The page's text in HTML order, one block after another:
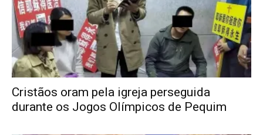
Cristãos oram pela igreja perseguida
durante os Jogos Olímpicos de Pequim